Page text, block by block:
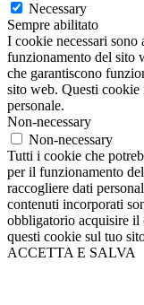
Necessary
Sempre abilitato
I cookie necessari sono
funzionamento del sito
che garantiscono
sito web. Questi
personale.
Non-necessary
Non-necessary
Tutti i cookie che
per il funzionamento
raccogliere dati
contenuti incorporati
obbligatorio acquisire il
questi cookie sul tuo
ACCETTA E SALVA